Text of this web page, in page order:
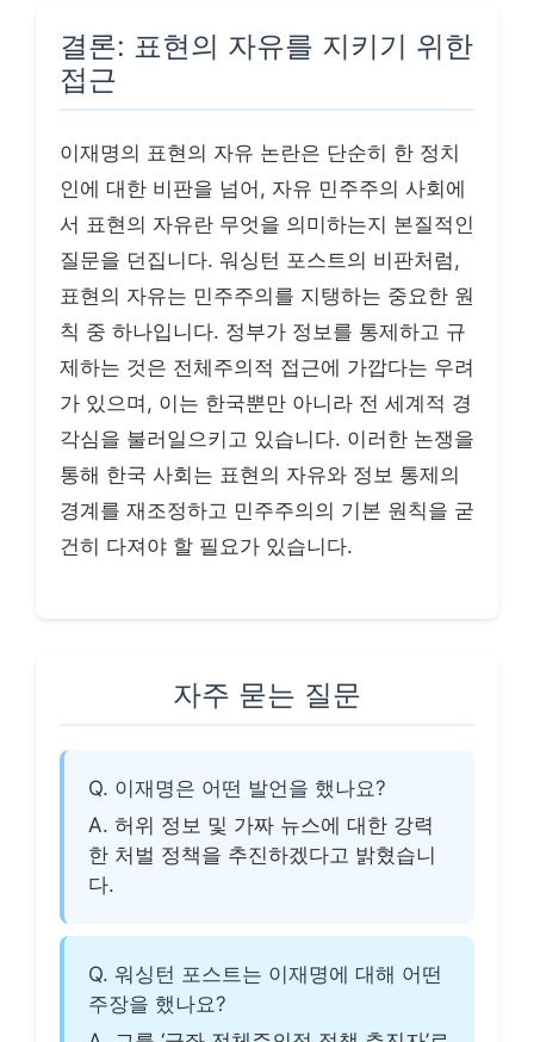
결론: 표현의 자유를 지키기 위한
접근
이재명의 표현의 자유 논란은 단순히 한 정치
인에 대한 비판을 넘어, 자유 민주주의 사회에
서 표현의 자유란 무엇을 의미하는지 본질적인
질문을 던집니다. 워싱턴 포스트의 비판처럼,
표현의 자유는 민주주의를 지탱하는 중요한 원
칙 중 하나입니다. 정부가 정보를 통제하고 규
제하는 것은 전체주의적 접근에 가깝다는 우려
가 있으며, 이는 한국뿐만 아니라 전 세계적 경
각심을 불러일으키고 있습니다. 이러한 논쟁을
통해 한국 사회는 표현의 자유와 정보 통제의
경계를 재조정하고 민주주의의 기본 원칙을 굳
건히 다져야 할 필요가 있습니다.
자주 묻는 질문
Q. 이재명은 어떤 발언을 했나요?
A. 허위 정보 및 가짜 뉴스에 대한 강력
한 처벌 정책을 추진하겠다고 밝혔습니
다.
Q. 워싱턴 포스트는 이재명에 대해 어떤
주장을 했나요?